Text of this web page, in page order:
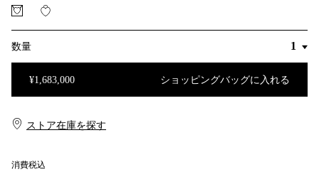
数量
¥1,683,000 ショッピングバッグに入れる
消費税込
ストア在庫を探す​​